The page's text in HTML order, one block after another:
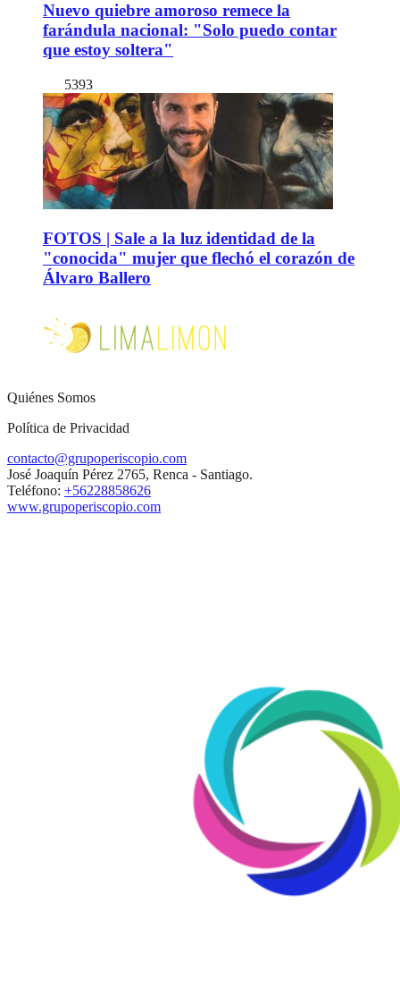
Nuevo quiebre amoroso remece la
farándula nacional: "Solo puedo contar
que estoy soltera"
5393
FOTOS | Sale a la luz identidad de la
"conocida" mujer que flechó el corazón de
Álvaro Ballero
Quiénes Somos
Política de Privacidad
contacto@grupoperiscopio.com
José Joaquín Pérez 2765, Renca - Santiago.
Teléfono: +56228858626
www.grupoperiscopio.com